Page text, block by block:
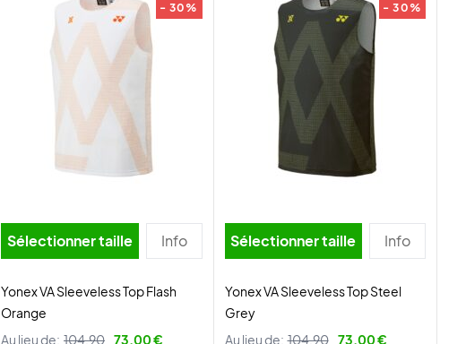
- 30%
Sélectionner taille Info
Yonex VA Sleeveless Top Flash
Orange
Au lieu de: 104,90 73,00 €
- 30%
Sélectionner taille Info
Yonex VA Sleeveless Top Steel
Grey
Au lieu de: 104,90 73,00 €